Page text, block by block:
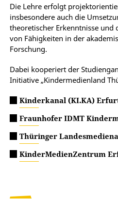
Die Lehre erfolgt
insbesondere auch die
theoretischer Erkenntnisse und
von Fähigkeiten in der
Forschung.
Dabei kooperiert der
Initiative „Kindermedienland
Kinderkanal (KI.KA)
Fraunhofer IDMT
Thüringer
KinderMedienZentrum